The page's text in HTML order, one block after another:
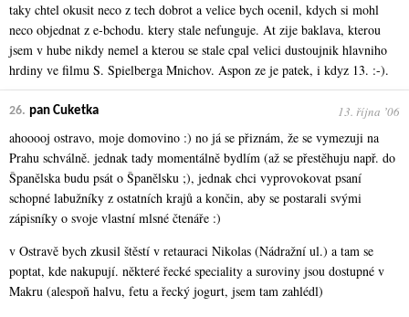
taky chtel okusit neco z tech dobrot a velice bych ocenil, kdych si mohl
neco objednat z e-bchodu. ktery stale nefunguje. At zije baklava, kterou
jsem v hube nikdy nemel a kterou se stale cpal velici dustoujnik hlavniho
hrdiny ve filmu S. Spielberga Mnichov. Aspon ze je patek, i kdyz 13. :-).
26. pan Cuketka 13. října ʼ06
ahooooj ostravo, moje domovino :) no já se přiznám, že se vymezuji na
Prahu schválně. jednak tady momentálně bydlím (až se přestěhuju např. do
Španělska budu psát o Španělsku ;), jednak chci vyprovokovat psaní
schopné labužníky z ostatních krajů a končin, aby se postarali svými
zápisníky o svoje vlastní mlsné čtenáře :)
v Ostravě bych zkusil štěstí v retauraci Nikolas (Nádražní ul.) a tam se
poptat, kde nakupují. některé řecké speciality a suroviny jsou dostupné v
Makru (alespoň halvu, fetu a řecký jogurt, jsem tam zahlédl)